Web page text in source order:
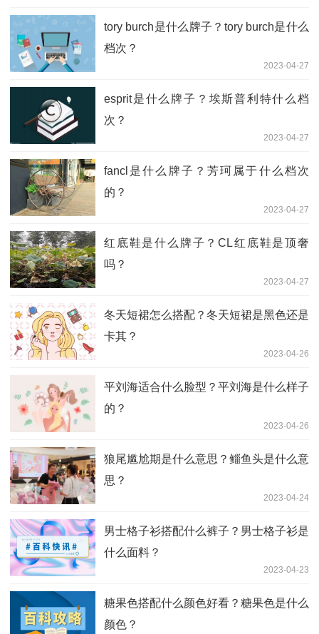
tory burch是什么牌子？tory burch是什么
档次？
2023-04-27
esprit是什么牌子？埃斯普利特什么档
次？
2023-04-27
fancl是什么牌子？芳珂属于什么档次
的？
2023-04-27
红底鞋是什么牌子？CL红底鞋是顶奢
吗？
2023-04-27
冬天短裙怎么搭配？冬天短裙是黑色还是
卡其？
2023-04-26
平刘海适合什么脸型？平刘海是什么样子
的？
2023-04-26
狼尾尴尬期是什么意思？鲻鱼头是什么意
思？
2023-04-24
男士格子衫搭配什么裤子？男士格子衫是
什么面料？
2023-04-23
糖果色搭配什么颜色好看？糖果色是什么
颜色？